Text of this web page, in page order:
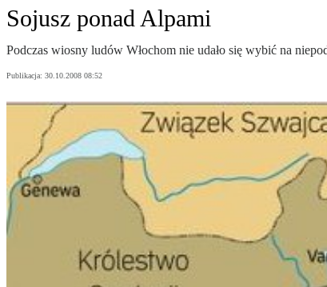
Sojusz ponad Alpami
Podczas wiosny ludów Włochom nie udało się wybić na
Publikacja: 30.10.2008 08:52